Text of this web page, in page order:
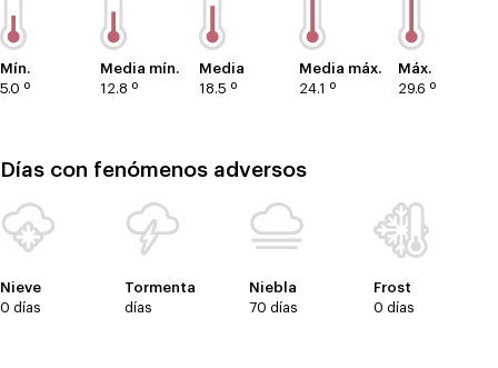
Mín.
5.0 º
Media mín.
12.8 º
Media
18.5 º
Media máx.
24.1 º
Máx.
29.6 º
Días con fenómenos adversos
Nieve
0 días
Tormenta
días
Niebla
70 días
Frost
0 días